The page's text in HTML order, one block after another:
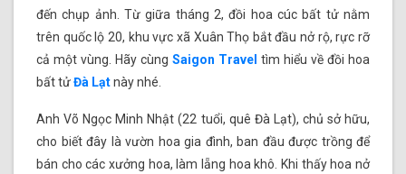
đến chụp ảnh. Từ giữa tháng 2, đồi hoa cúc bất tử nằm
trên quốc lộ 20, khu vực xã Xuân Thọ bắt đầu nở rộ, rực rỡ
cả một vùng. Hãy cùng Saigon Travel tìm hiểu về đồi hoa
bất tửĐà Lạtnày nhé.
Anh Võ Ngọc Minh Nhật (22 tuổi, quê Đà Lạt), chủ sở hữu,
cho biết đây là vườn hoa gia đình, ban đầu được trồng để
bán cho các xưởng hoa, làm lẵng hoa khô. Khi thấy hoa nở